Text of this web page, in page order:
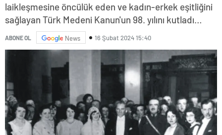
laikleşmesine öncülük eden ve kadın-erkek eşitliğini
sağlayan Türk Medeni Kanun'un 98. yılını kutladı…
ABONE OL News 16 Şubat 2024 15:40